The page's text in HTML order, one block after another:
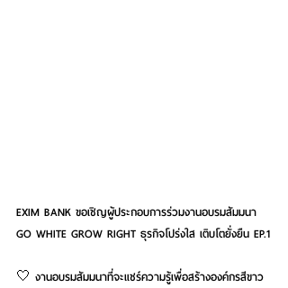
EXIM BANK ขอเชิญผู้ประกอบการร่วมงานอบรมสัมมนา
GO WHITE GROW RIGHT ธุรกิจโปร่งใส เติบโตยั่งยืน EP.1
🤍 งานอบรมสัมมนาที่จะแชร์ความรู้เพื่อสร้างองค์กรสีขาว